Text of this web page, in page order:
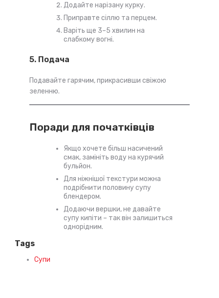
Додайте нарізану курку.
Приправте сіллю та перцем.
Варіть ще 3–5 хвилин на
слабкому вогні.
5. Подача
Подавайте гарячим, прикрасивши свіжою
зеленню.
Поради для початківців
Якщо хочете більш насичений
смак, замініть воду на курячий
бульйон.
Для ніжнішої текстури можна
подрібнити половину супу
блендером.
Додаючи вершки, не давайте
супу кипіти – так він залишиться
однорідним.
Tags
Супи